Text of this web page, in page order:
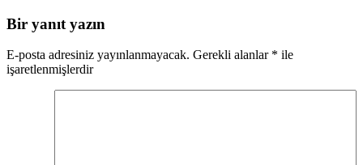
Bir yanıt yazın
E-posta adresiniz yayınlanmayacak. Gerekli alanlar * ile
işaretlenmişlerdir